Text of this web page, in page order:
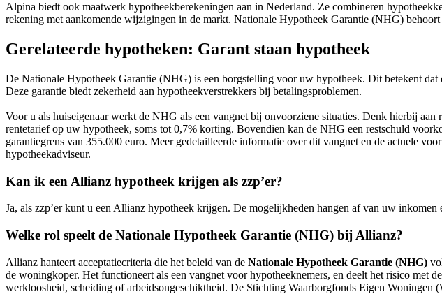
Alpina biedt ook maatwerk hypotheekberekeningen aan in Nederland. Ze combineren
rekening met aankomende wijzigingen in de markt. Nationale Hypotheek Garantie (NHG)
Gerelateerde hypotheken: Garant staan hypotheek
De Nationale Hypotheek Garantie (NHG) is een borgstelling voor uw hypotheek. Dit betekent
Deze garantie biedt zekerheid aan hypotheekverstrekkers bij betalingsproblemen.
Voor u als huiseigenaar werkt de NHG als een vangnet bij onvoorziene situaties. Denk hierbij
rentetarief op uw hypotheek, soms tot 0,7% korting. Bovendien kan de NHG een restschuld
garantiegrens van 355.000 euro. Meer gedetailleerde informatie over dit vangnet en de actuele
hypotheekadviseur.
Kan ik een Allianz hypotheek krijgen als zzp’er?
Ja, als zzp’er kunt u een Allianz hypotheek krijgen. De mogelijkheden hangen af van uw
Welke rol speelt de Nationale Hypotheek Garantie (NHG) bij Allianz?
Allianz hanteert acceptatiecriteria die het beleid van de Nationale Hypotheek Garantie (NHG)
de woningkoper. Het functioneert als een vangnet voor hypotheeknemers, en deelt het risico met
werkloosheid, scheiding of arbeidsongeschiktheid. De Stichting Waarborgfonds Eigen Woningen